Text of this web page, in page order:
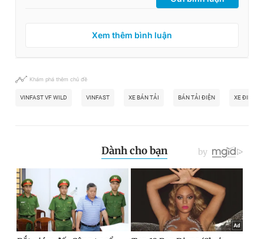
Xem thêm bình luận
Khám phá thêm chủ đề
VINFAST VF WILD VINFAST XE BÁN TẢI BÁN TẢI ĐIỆN XE ĐIỆN